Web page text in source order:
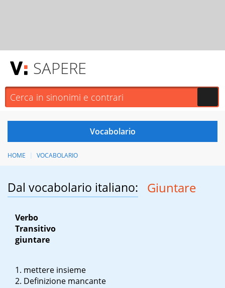
SAPERE
HOME VOCABOLARIO
Dal vocabolario italiano: Giuntare
Verbo
Transitivo
giuntare
mettere insieme
Definizione mancante